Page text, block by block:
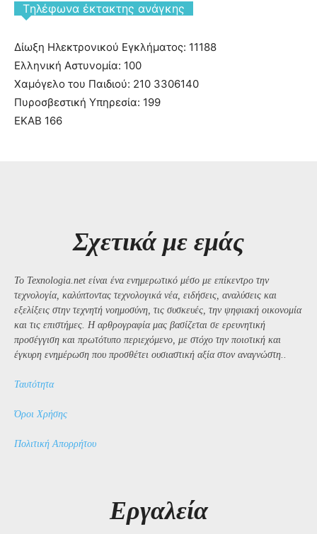
Tηλέφωνα έκτακτης ανάγκης
Δίωξη Ηλεκτρονικού Εγκλήματος: 11188
Ελληνική Αστυνομία: 100
Χαμόγελο του Παιδιού: 210 3306140
Πυροσβεστική Υπηρεσία: 199
ΕΚΑΒ 166
Σχετικά με εμάς
Το Texnologia.net είναι ένα ενημερωτικό μέσο με επίκεντρο την
τεχνολογία, καλύπτοντας τεχνολογικά νέα, ειδήσεις, αναλύσεις και
εξελίξεις στην τεχνητή νοημοσύνη, τις συσκευές, την ψηφιακή οικονομία
και τις επιστήμες. Η αρθρογραφία μας βασίζεται σε ερευνητική
προσέγγιση και πρωτότυπο περιεχόμενο, με στόχο την ποιοτική και
έγκυρη ενημέρωση που προσθέτει ουσιαστική αξία στον αναγνώστη..
Ταυτότητα
Όροι Χρήσης
Πολιτική Απορρήτου
Εργαλεία